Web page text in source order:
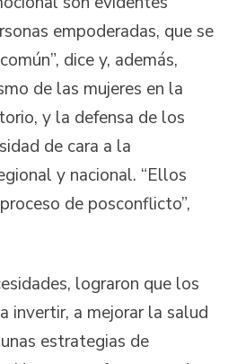
empoderadas, que se
dice y, además,
de las mujeres en la
y la defensa de los
de cara a la
y nacional. “Ellos
de posconflicto”,
lograron que los
invertir, a mejorar la salud
estrategias de